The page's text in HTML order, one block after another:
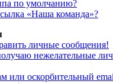
по умолчанию?
«Наша команда»?
личные сообщения!
нежелательные
или оскорбительный